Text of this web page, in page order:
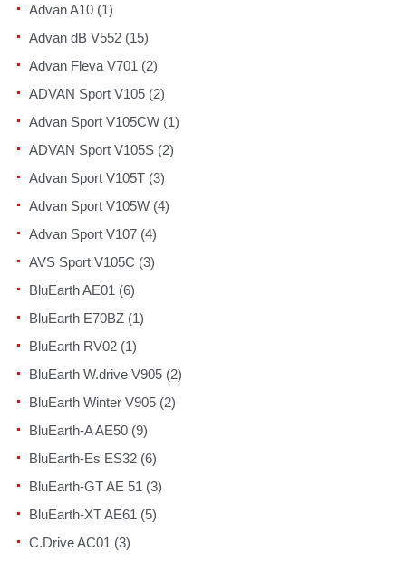
Advan A10 (1)
Advan dB V552 (15)
Advan Fleva V701 (2)
ADVAN Sport V105 (2)
Advan Sport V105CW (1)
ADVAN Sport V105S (2)
Advan Sport V105T (3)
Advan Sport V105W (4)
Advan Sport V107 (4)
AVS Sport V105C (3)
BluEarth AE01 (6)
BluEarth E70BZ (1)
BluEarth RV02 (1)
BluEarth W.drive V905 (2)
BluEarth Winter V905 (2)
BluEarth-A AE50 (9)
BluEarth-Es ES32 (6)
BluEarth-GT AE 51 (3)
BluEarth-XT AE61 (5)
C.Drive AC01 (3)